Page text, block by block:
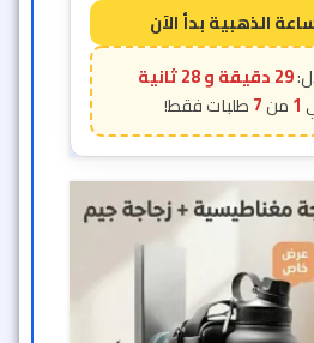
29 دقيقة و 26 ثانية
1
7